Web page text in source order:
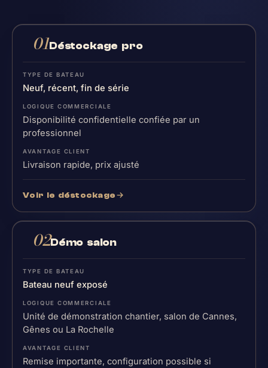
01Déstockage pro
Neuf, récent, fin de série
Disponibilité confidentielle confiée par un
professionnel
Livraison rapide, prix ajusté
Voir le déstockage
02Démo salon
Bateau neuf exposé
Unité de démonstration chantier, salon de Cannes,
Gênes ou La Rochelle
Remise importante, configuration possible si